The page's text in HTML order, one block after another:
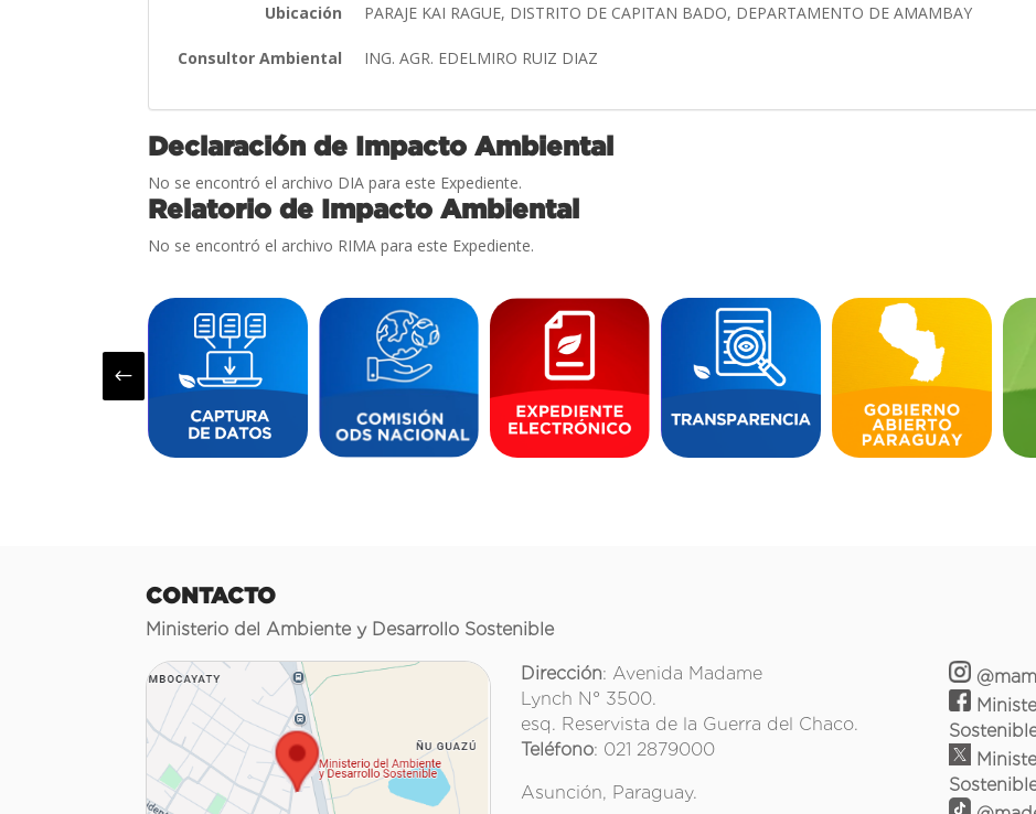
Ubicación PARAJE KAI RAGUE, DISTRITO DE CAPITAN BADO, DEPARTAMENTO DE AMAMBAY
Consultor Ambiental ING. AGR. EDELMIRO RUIZ DIAZ
Declaración de Impacto Ambiental
No se encontró el archivo DIA para este Expediente.
Relatorio de Impacto Ambiental
No se encontró el archivo RIMA para este Expediente.
#
CONTACTO
Ministerio del Ambiente y Desarrollo Sostenible
Dirección: Avenida Madame
Lynch N° 3500.
esq. Reservista de la Guerra del Chaco.
Teléfono: 021 2879000
Asunción, Paraguay.